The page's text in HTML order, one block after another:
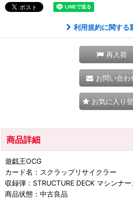
利用規約に関する
再入荷
お問い合わ
お気に入り
商品詳細
遊戯王OCG
カード名：スクラップリサイクラー
収録弾：STRUCTURE DECK マシンナ
商品状態：中古良品